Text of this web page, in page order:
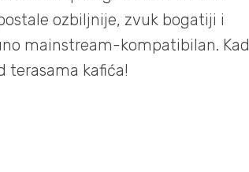
ozbiljnije, zvuk bogatiji i
mainstream-kompatibilan. Kad
terasama kafića!